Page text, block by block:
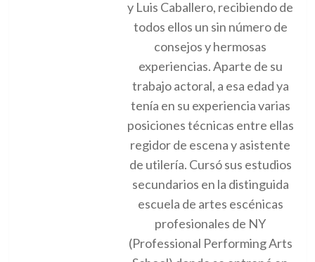
y Luis Caballero, recibiendo de
todos ellos un sin número de
consejos y hermosas
experiencias. Aparte de su
trabajo actoral, a esa edad ya
tenía en su experiencia varias
posiciones técnicas entre ellas
regidor de escena y asistente
de utilería. Cursó sus estudios
secundarios en la distinguida
escuela de artes escénicas
profesionales de NY
(Professional Performing Arts